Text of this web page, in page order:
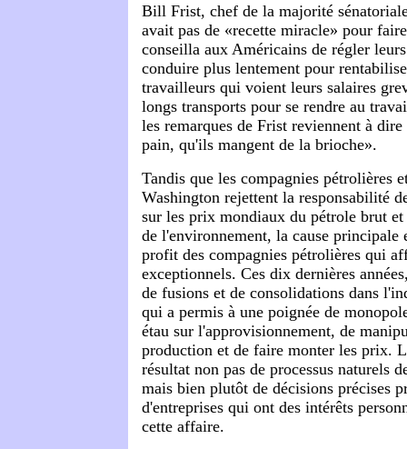
Bill Frist, chef de la majorité
avait pas de «recette miracle» pour
conseilla aux Américains de régler
conduire plus lentement pour
travailleurs qui voient leurs salaires
longs transports pour se rendre au
les remarques de Frist reviennent à
pain, qu'ils mangent de la brioche».
Tandis que les compagnies pétrolières
Washington rejettent la responsabilité
sur les prix mondiaux du pétrole brut
de l'environnement, la cause principale
profit des compagnies pétrolières qui
exceptionnels. Ces dix dernières
de fusions et de consolidations dans
qui a permis à une poignée de
étau sur l'approvisionnement, de
production et de faire monter les prix.
résultat non pas de processus naturels
mais bien plutôt de décisions précises
d'entreprises qui ont des intérêts
cette affaire.